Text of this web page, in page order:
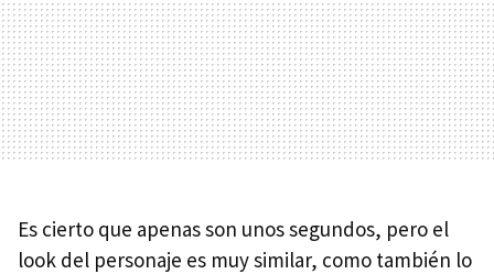
Es cierto que apenas son unos segundos, pero el
look del personaje es muy similar, como también lo